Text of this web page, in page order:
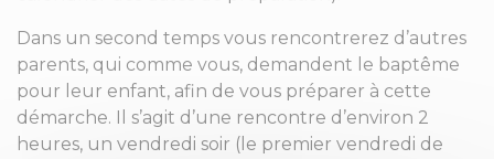
Dans un second temps vous rencontrerez d’autres
parents, qui comme vous, demandent le baptême
pour leur enfant, afin de vous préparer à cette
démarche. Il s’agit d’une rencontre d’environ 2
heures, un vendredi soir (le premier vendredi de